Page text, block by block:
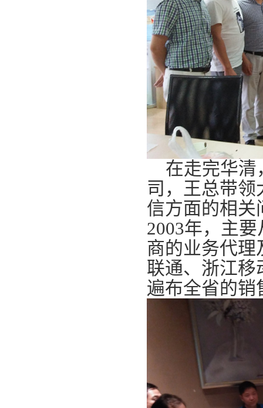
在走完华清
司，王总带
信方面的相关
2003年，主
商的业务代理
联通、浙江移
遍布全省的销